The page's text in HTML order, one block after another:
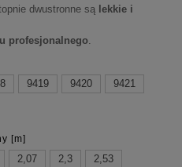
dwustronne są lekkie i
profesjonalnego.
9419 9420 9421
[m]
2,07 2,3 2,53